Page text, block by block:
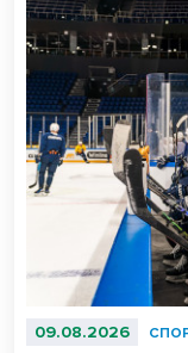
09.08.2026